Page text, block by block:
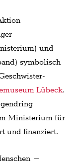
und
symbolisch
Lübeck.
Ministerium für
und finanziert.
–